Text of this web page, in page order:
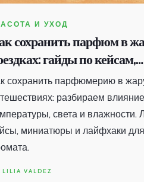
И УХОД
сохранить парфюм в
гайды по кейсам,
и правилам
сохранить парфюмерию в
разбираем влияние
света и влажности.
миниатюры и лайфхаки
LILIA VALDEZ